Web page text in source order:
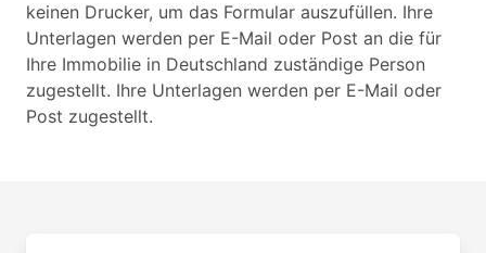
keinen Drucker, um das Formular auszufüllen. Ihre
Unterlagen werden per E-Mail oder Post an die für
Ihre Immobilie in Deutschland zuständige Person
zugestellt. Ihre Unterlagen werden per E-Mail oder
Post zugestellt.